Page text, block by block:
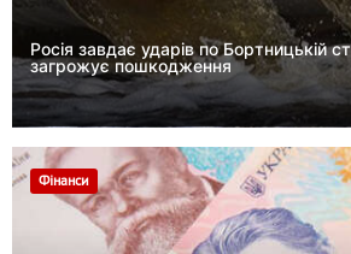
Росія завдає ударів по Бортницькій
загрожує пошкодження
Фінанси